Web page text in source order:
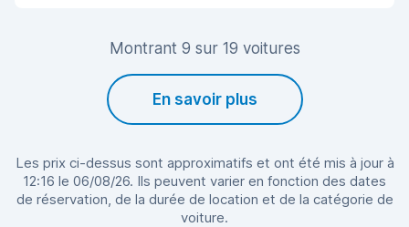
Montrant 9 sur 19 voitures
En savoir plus
Les prix ci-dessus sont approximatifs et ont été mis à jour à
12:16 le 06/08/26. Ils peuvent varier en fonction des dates
de réservation, de la durée de location et de la catégorie de
voiture.